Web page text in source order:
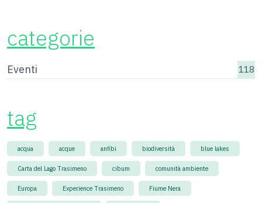
categorie
Eventi 118
tag
acqua acque anfibi biodiversità blue lakes
Carta del Lago Trasimeno cibum comunità ambiente
Europa Experience Trasimeno Fiume Nera